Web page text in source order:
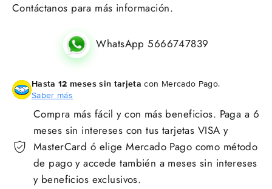
Contáctanos para más información.
WhatsApp 5666747839
Hasta 12 meses sin tarjeta con Mercado Pago.
Saber más
Compra más fácil y con más beneficios. Paga a 6
meses sin intereses con tus tarjetas VISA y
MasterCard ó elige Mercado Pago como método
de pago y accede también a meses sin intereses
y beneficios exclusivos.